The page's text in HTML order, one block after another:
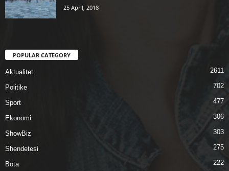
25 April, 2018
POPULAR CATEGORY
Aktualitet 2611
Politike 702
Sport 477
Ekonomi 306
ShowBiz 303
Shendetesi 275
Bota 222